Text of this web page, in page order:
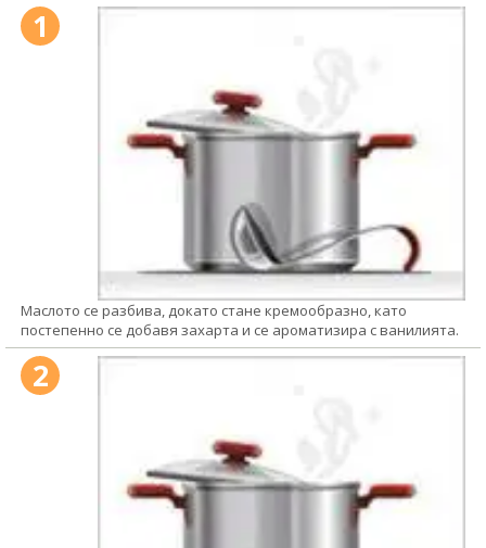
1
Маслото се разбива, докато стане кремообразно, като
постепенно се добавя захарта и се ароматизира с ванилията.
2